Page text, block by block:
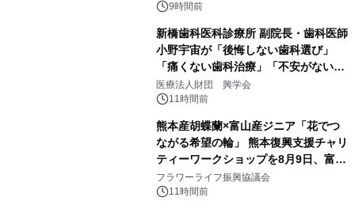
9時間前
新橋歯科医科診療所 副院長・歯科医師
小野宇宙が「後悔しない歯科選び」
「痛くない歯科治療」「不安がない治
療計画」をテーマに専門監修
医療法人財団 興学会
11時間前
熊本産胡蝶蘭×富山産ジニア「花でつ
ながる希望の輪」 熊本復興支援チャリ
ティーワークショップを8月9日、富
山・射水で開催
フラワーライフ振興協議会
11時間前